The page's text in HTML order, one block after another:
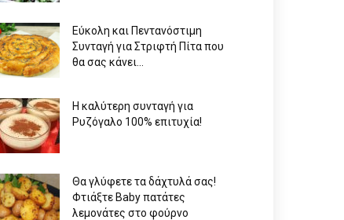
Εύκολη και Πεντανόστιμη
Συνταγή για Στριφτή Πίτα που
θα σας κάνει...
Η καλύτερη συνταγή για
Ρυζόγαλο 100% επιτυχία!
Θα γλύφετε τα δάχτυλά σας!
Φτιάξτε Baby πατάτες
λεμονάτες στο φούρνο